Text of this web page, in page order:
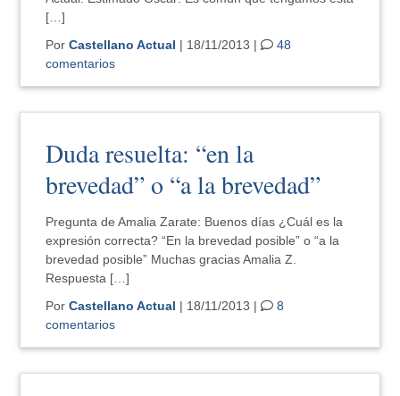
[…]
PorCastellano Actual | 18/11/2013 |
48
comentarios
Duda resuelta: “en la
brevedad” o “a la brevedad”
Pregunta de Amalia Zarate: Buenos días ¿Cuál es la
expresión correcta? “En la brevedad posible” o “a la
brevedad posible” Muchas gracias Amalia Z.
Respuesta […]
PorCastellano Actual | 18/11/2013 |
8
comentarios